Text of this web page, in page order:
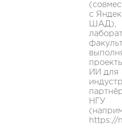
с
ШАД),
ИИ для
НГУ
https://